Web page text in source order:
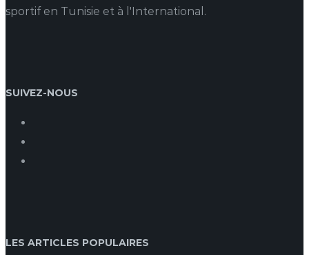
sportif en Tunisie et à l'International.
SUIVEZ-NOUS
LES ARTICLES POPULAIRES